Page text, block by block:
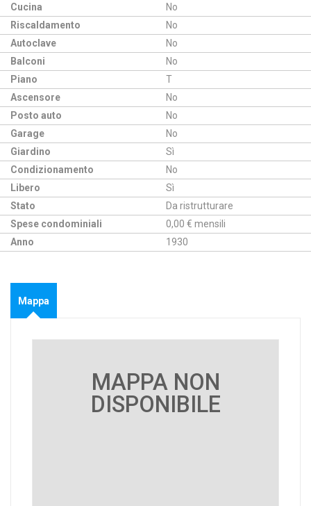
Cucina
No
Riscaldamento
No
Autoclave
No
Balconi
No
Piano
T
Ascensore
No
Posto auto
No
Garage
No
Giardino
Sì
Condizionamento
No
Libero
Sì
Stato
Da ristrutturare
Spese condominiali
0,00 € mensili
Anno
1930
Mappa
MAPPA NON
DISPONIBILE